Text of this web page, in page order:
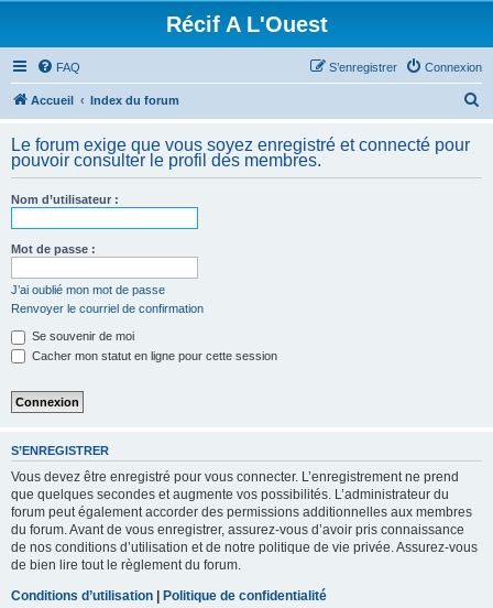
Récif A L'Ouest
FAQ Connexion
S’enregistrer
Accueil Index du forum
h
Le forum exige que vous soyez enregistré et connecté pour
pouvoir consulter le profil des membres.
Nom d’utilisateur :
Mot de passe :
J’ai oublié mon mot de passe
Renvoyer le courriel de confirmation
Se souvenir de moi
Cacher mon statut en ligne pour cette session
S’ENREGISTRER
Vous devez être enregistré pour vous connecter. L’enregistrement ne prend
que quelques secondes et augmente vos possibilités. L’administrateur du
forum peut également accorder des permissions additionnelles aux membres
du forum. Avant de vous enregistrer, assurez-vous d’avoir pris connaissance
de nos conditions d’utilisation et de notre politique de vie privée. Assurez-vous
de bien lire tout le règlement du forum.
Conditions d’utilisation | Politique de confidentialité